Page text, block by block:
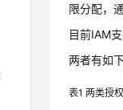
限分配，
目前IAM
两者有如
表1两类授